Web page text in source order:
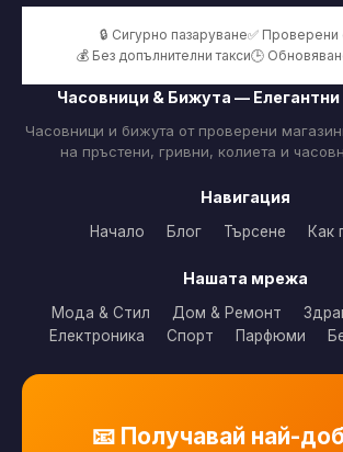
🔒 Сигурно пазаруване✅ Проверени
💰 Без допълнителни такси🕒
Часовници & Бижута —
Часовници и бижута от проверени
на пръстени, гривни, колиета и
Навигация
Начало Блог Търсене Как
Нашата мрежа
Мода & Стил Дом & Ремонт
Електроника
Спорт Парфюми
📧 Получавай най-